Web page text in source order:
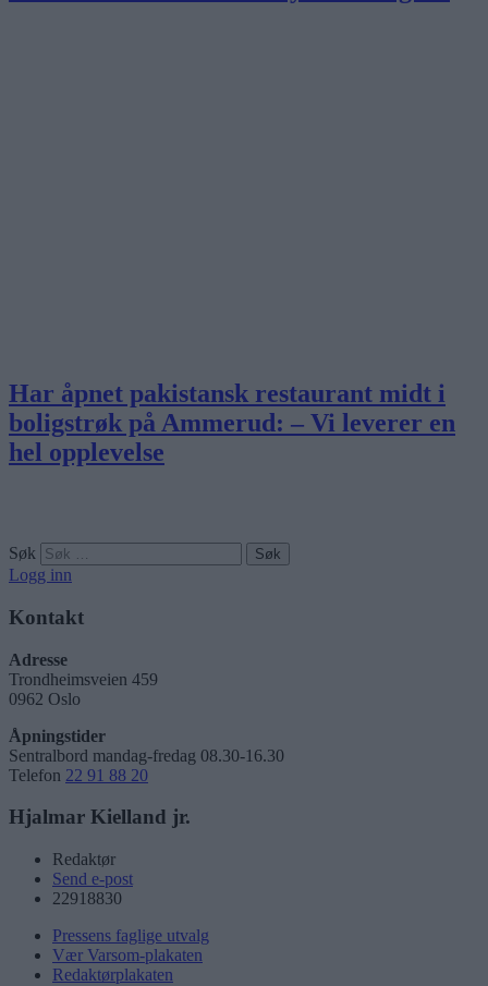
Har åpnet pakistansk restaurant midt i
boligstrøk på Ammerud: – Vi leverer en
hel opplevelse
Søk
Logg inn
Kontakt
Adresse
Trondheimsveien 459
0962 Oslo
Åpningstider
Sentralbord mandag-fredag 08.30-16.30
Telefon 22 91 88 20
Hjalmar Kielland jr.
Redaktør
Send e-post
22918830
Pressens faglige utvalg
Vær Varsom-plakaten
Redaktørplakaten